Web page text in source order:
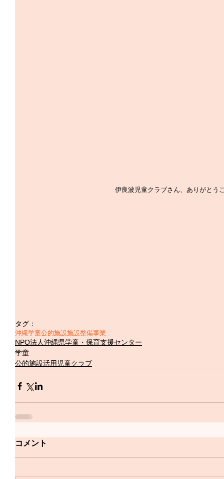
伊良波児童クラブさん、ありがとう
タグ：
沖縄学童公的施設施設整備事業
NPO法人沖縄県学童・保育支援センター
学童
公的施設活用児童クラブ
コメント